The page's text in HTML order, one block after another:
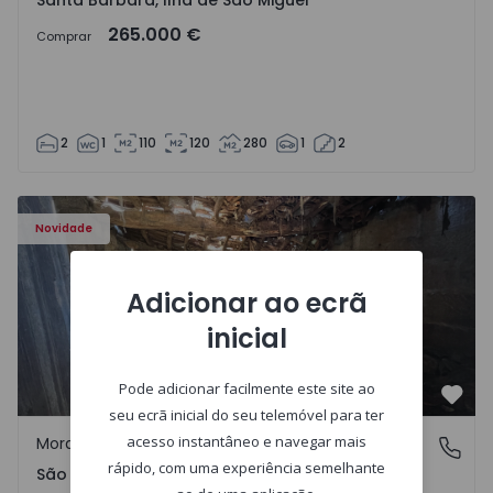
Comprar 265.000 €
2 1 110 120 280 1 2
Novidade
Moradia Vila Real, São Tomé do Castelo e Justes -
São Tomé do Castelo e Justes, Vila Real
Moradia Rústica
São Tomé do Castelo e Justes, Vila Real
Adicionar ao ecrã
inicial
Pode adicionar facilmente este site ao
seu ecrã inicial do seu telemóvel para ter
acesso instantâneo e navegar mais
rápido, com uma experiência semelhante